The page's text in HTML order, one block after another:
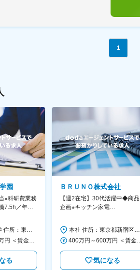
1
園
※科研費業務
／年休
る
ＢＲＵＮＯ株式会社
【週2在宅】30代活躍中◆商品
企画※キッチン家電
気になる